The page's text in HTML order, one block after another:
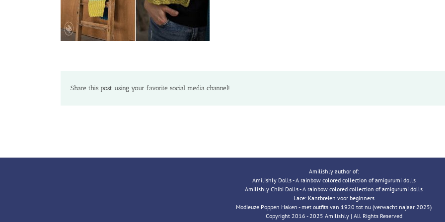
Share this post using your favorite social media channel!
Amilishly author of:
Amilishly Dolls - A rainbow colored collection of amigurumi dolls
Amilishly Chibi Dolls - A rainbow colored collection of amigurumi dolls
Lace: Kantbreien voor beginners
Modieuze Poppen Haken - met outfits van 1920 tot nu (verwacht najaar 2025)
Copyright 2016 - 2025 Amilishly | All Rights Reserved